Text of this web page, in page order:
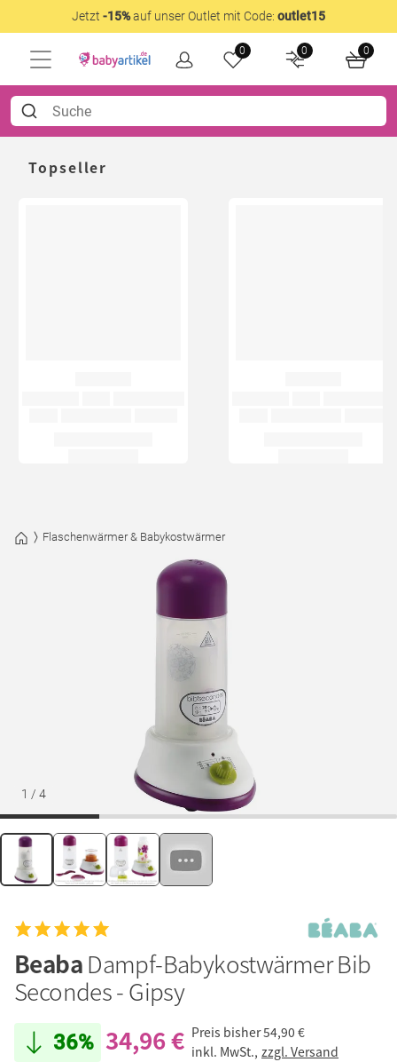
Jetzt -15%auf unser Outlet mit Code: outlet15
0 0 0
Topseller
Flaschenwärmer & Babykostwärmer
1 / 4
BeabaDampf-Babykostwärmer Bib
Secondes - Gipsy
36% 34,96 € Preis bisher54,90 €
inkl. MwSt., zzgl. Versand